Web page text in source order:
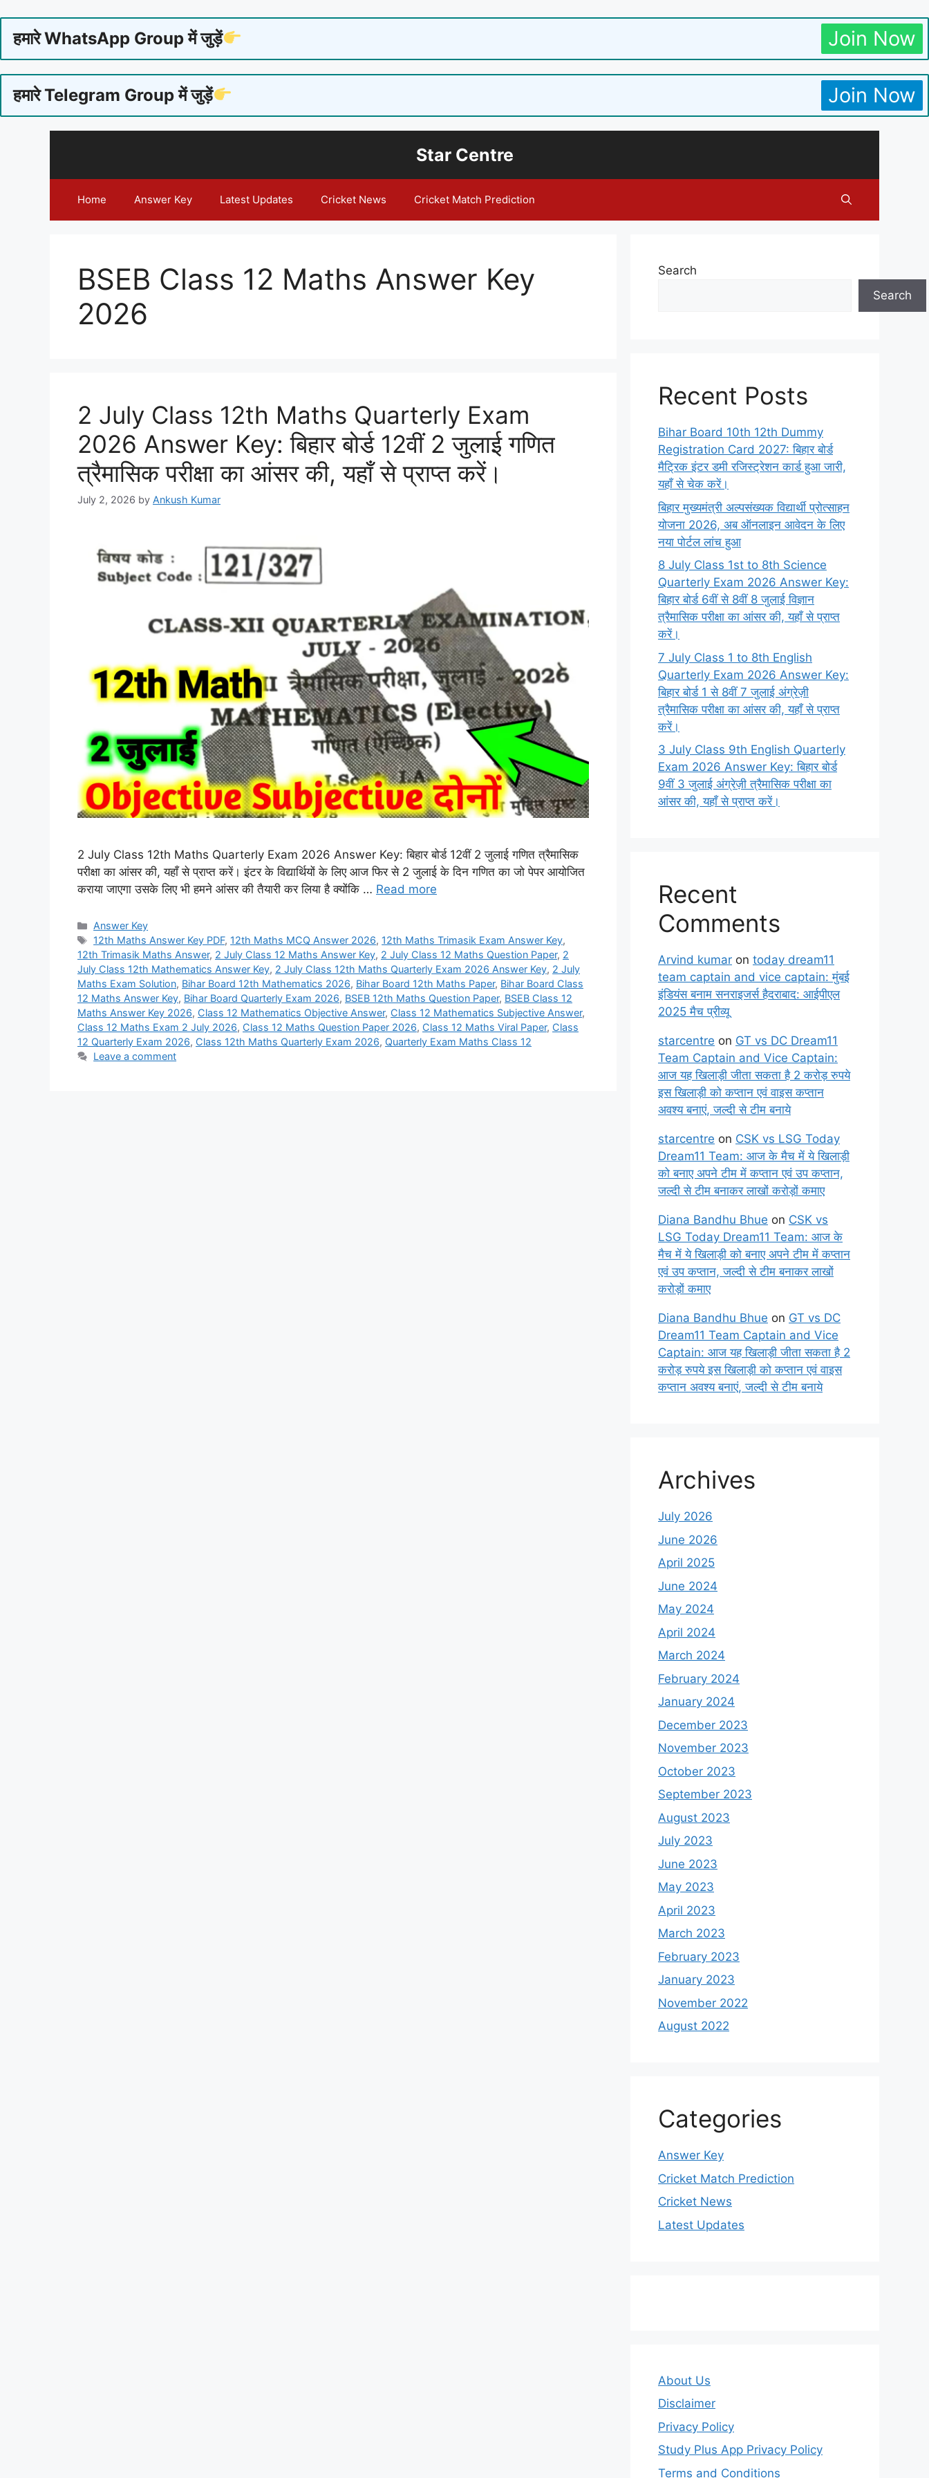
हमारे WhatsApp Group में जुड़ें Join Now
हमारे Telegram Group में जुड़ें Join Now
Star Centre
Home Answer Key Latest Updates Cricket News Cricket Match Prediction
BSEB Class 12 Maths Answer Key
2026
2 July Class 12th Maths Quarterly Exam
2026 Answer Key: बिहार बोर्ड 12वीं 2 जुलाई गणित
त्रैमासिक परीक्षा का आंसर की, यहाँ से प्राप्त करें।
July 2, 2026 by Ankush Kumar
2 July Class 12th Maths Quarterly Exam 2026 Answer Key: बिहार बोर्ड 12वीं 2 जुलाई गणित त्रैमासिक
परीक्षा का आंसर की, यहाँ से प्राप्त करें। इंटर के विद्यार्थियों के लिए आज फिर से 2 जुलाई के दिन गणित का जो पेपर आयोजित
कराया जाएगा उसके लिए भी हमने आंसर की तैयारी कर लिया है क्योंकि … Read more
Categories
Answer Key
Tags
12th Maths Answer Key PDF, 12th Maths MCQ Answer 2026, 12th Maths Trimasik Exam Answer Key,
12th Trimasik Maths Answer, 2 July Class 12 Maths Answer Key, 2 July Class 12 Maths Question Paper, 2
July Class 12th Mathematics Answer Key, 2 July Class 12th Maths Quarterly Exam 2026 Answer Key, 2 July
Maths Exam Solution, Bihar Board 12th Mathematics 2026, Bihar Board 12th Maths Paper, Bihar Board Class
12 Maths Answer Key, Bihar Board Quarterly Exam 2026, BSEB 12th Maths Question Paper, BSEB Class 12
Maths Answer Key 2026, Class 12 Mathematics Objective Answer, Class 12 Mathematics Subjective Answer,
Class 12 Maths Exam 2 July 2026, Class 12 Maths Question Paper 2026, Class 12 Maths Viral Paper, Class
12 Quarterly Exam 2026, Class 12th Maths Quarterly Exam 2026, Quarterly Exam Maths Class 12
Leave a comment
Search
Search
Recent Posts
Bihar Board 10th 12th Dummy
Registration Card 2027: बिहार बोर्ड
मैट्रिक इंटर डमी रजिस्ट्रेशन कार्ड हुआ जारी,
यहाँ से चेक करें।
बिहार मुख्यमंत्री अल्पसंख्यक विद्यार्थी प्रोत्साहन
योजना 2026, अब ऑनलाइन आवेदन के लिए
नया पोर्टल लांच हुआ
8 July Class 1st to 8th Science
Quarterly Exam 2026 Answer Key:
बिहार बोर्ड 6वीं से 8वीं 8 जुलाई विज्ञान
त्रैमासिक परीक्षा का आंसर की, यहाँ से प्राप्त
करें।
7 July Class 1 to 8th English
Quarterly Exam 2026 Answer Key:
बिहार बोर्ड 1 से 8वीं 7 जुलाई अंग्रेज़ी
त्रैमासिक परीक्षा का आंसर की, यहाँ से प्राप्त
करें।
3 July Class 9th English Quarterly
Exam 2026 Answer Key: बिहार बोर्ड
9वीं 3 जुलाई अंग्रेज़ी त्रैमासिक परीक्षा का
आंसर की, यहाँ से प्राप्त करें।
Recent
Comments
Arvind kumar on today dream11
team captain and vice captain: मुंबई
इंडियंस बनाम सनराइजर्स हैदराबाद: आईपीएल
2025 मैच प्रीव्यू
starcentre on GT vs DC Dream11
Team Captain and Vice Captain:
आज यह खिलाड़ी जीता सकता है 2 करोड़ रुपये
इस खिलाड़ी को कप्तान एवं वाइस कप्तान
अवश्य बनाएं, जल्दी से टीम बनाये
starcentre on CSK vs LSG Today
Dream11 Team: आज के मैच में ये खिलाड़ी
को बनाए अपने टीम में कप्तान एवं उप कप्तान,
जल्दी से टीम बनाकर लाखों करोड़ों कमाए
Diana Bandhu Bhue on CSK vs
LSG Today Dream11 Team: आज के
मैच में ये खिलाड़ी को बनाए अपने टीम में कप्तान
एवं उप कप्तान, जल्दी से टीम बनाकर लाखों
करोड़ों कमाए
Diana Bandhu Bhue on GT vs DC
Dream11 Team Captain and Vice
Captain: आज यह खिलाड़ी जीता सकता है 2
करोड़ रुपये इस खिलाड़ी को कप्तान एवं वाइस
कप्तान अवश्य बनाएं, जल्दी से टीम बनाये
Archives
July 2026
June 2026
April 2025
June 2024
May 2024
April 2024
March 2024
February 2024
January 2024
December 2023
November 2023
October 2023
September 2023
August 2023
July 2023
June 2023
May 2023
April 2023
March 2023
February 2023
January 2023
November 2022
August 2022
Categories
Answer Key
Cricket Match Prediction
Cricket News
Latest Updates
About Us
Disclaimer
Privacy Policy
Study Plus App Privacy Policy
Terms and Conditions